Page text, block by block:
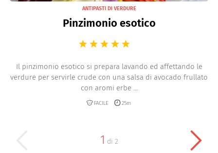
ANTIPASTI DI VERDURE
Pinzimonio esotico
Il pinzimonio esotico si prepara lavando ed affettando le
verdure per servirle crude con una salsa di avocado frullato
con aromi erbe ...
FACILE 25m
1 di 2